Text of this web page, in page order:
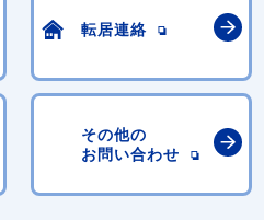
転居連絡
その他の
お問い合わせ